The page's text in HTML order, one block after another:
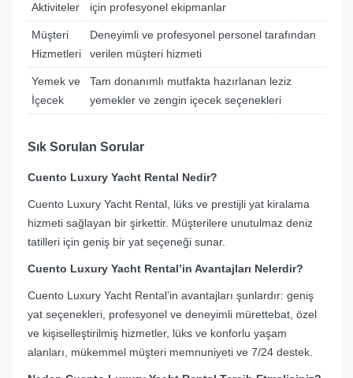
Aktiviteler
için profesyonel ekipmanlar
Müşteri
Hizmetleri
Deneyimli ve profesyonel personel tarafından
verilen müşteri hizmeti
Yemek ve
İçecek
Tam donanımlı mutfakta hazırlanan leziz
yemekler ve zengin içecek seçenekleri
Sık Sorulan Sorular
Cuento Luxury Yacht Rental Nedir?
Cuento Luxury Yacht Rental, lüks ve prestijli yat kiralama
hizmeti sağlayan bir şirkettir. Müşterilere unutulmaz deniz
tatilleri için geniş bir yat seçeneği sunar.
Cuento Luxury Yacht Rental’in Avantajları Nelerdir?
Cuento Luxury Yacht Rental’in avantajları şunlardır: geniş
yat seçenekleri, profesyonel ve deneyimli mürettebat, özel
ve kişiselleştirilmiş hizmetler, lüks ve konforlu yaşam
alanları, mükemmel müşteri memnuniyeti ve 7/24 destek.